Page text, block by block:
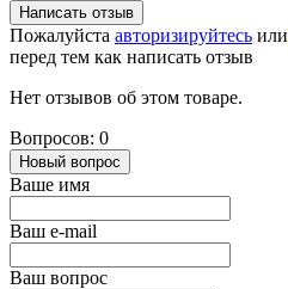
Написать отзыв
Пожалуйста авторизируйтесь или
перед тем как написать отзыв
Нет отзывов об этом товаре.
Вопросов: 0
Новый вопрос
Ваше имя
Ваш e-mail
Ваш вопрос